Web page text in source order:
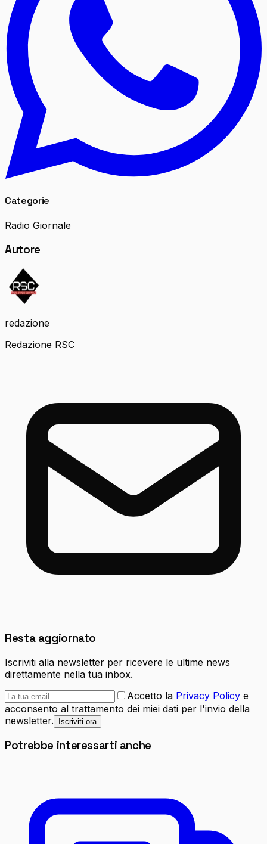
Categorie
Radio Giornale
Autore
redazione
Redazione RSC
Resta aggiornato
Iscriviti alla newsletter per ricevere le ultime news
direttamente nella tua inbox.
Accetto la Privacy Policy e
acconsento al trattamento dei miei dati per l'invio della
newsletter.
Iscriviti ora
Potrebbe interessarti anche